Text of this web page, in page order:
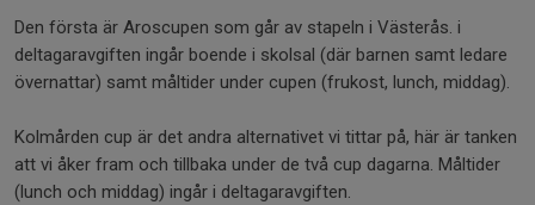
Den första är Aroscupen som går av stapeln i Västerås. i
deltagaravgiften ingår boende i skolsal (där barnen samt ledare
övernattar) samt måltider under cupen (frukost, lunch, middag).
Kolmården cup är det andra alternativet vi tittar på, här är tanken
att vi åker fram och tillbaka under de två cup dagarna. Måltider
(lunch och middag) ingår i deltagaravgiften.